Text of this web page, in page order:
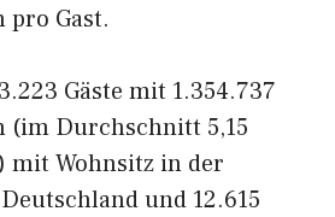
pro Gast.
Gäste mit 1.354.737
(im Durchschnitt 5,15
mit Wohnsitz in der
und 12.615